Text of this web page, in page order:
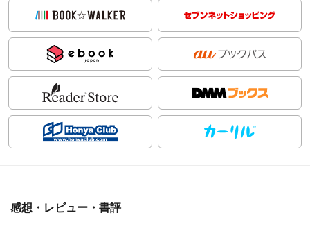
感想・レビュー・書評